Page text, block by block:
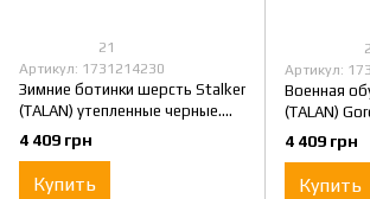
21
Артикул: 1731214230
Зимние ботинки шерсть Stalker
(TALAN) утепленные черные.
Размер 46
4 409 грн
Купить
Артикул:
Военная
(TALAN)
Размер 46
4 409 грн
Купить